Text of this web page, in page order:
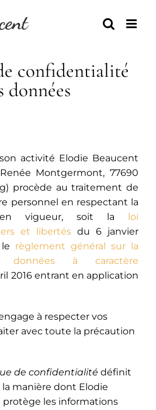
confidentialité
données
activité Elodie Beaucent
Montgermont, 77690
) procède au traitement de
personnel en respectant la
en vigueur, soit la
loi
et libertés du 6 janvier
règlement général sur la
données à caractère
2016 entrant en application
à respecter vos
avec toute la précaution
de confidentialité définit
manière dont Elodie
les informations